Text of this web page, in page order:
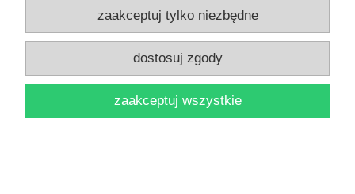
Socjologia wychowania VI
zaakceptuj tylko niezbędne
dostosuj zgody
zaakceptuj wszystkie